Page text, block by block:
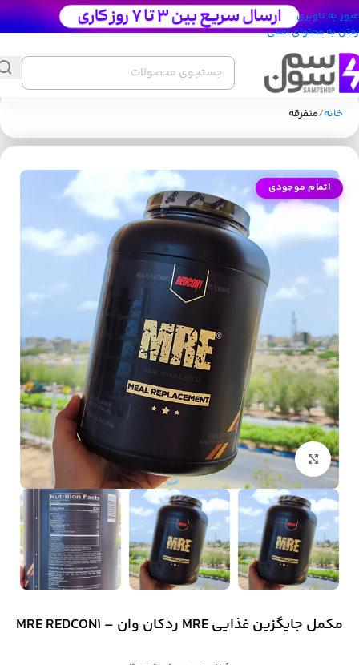
عبور به ناوبری
رفتن به محتوای اصلی
خانه متفرقه
اتمام موجودی
بزرگنمایی تصویر
مکمل جایگزین غذایی MRE ردکان وان – MRE REDCON1